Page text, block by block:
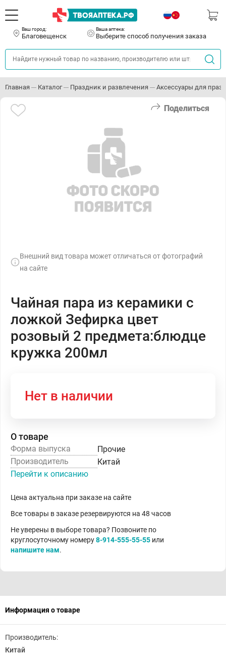
Ваш город:
Благовещенск
Ваша аптека:
Выберите способ получения заказа
Главная Каталог Праздник и развлечения Аксессуары для
Поделиться
Внешний вид товара может отличаться от фотографий
на сайте
Чайная пара из керамики с
ложкой Зефирка цвет
розовый 2 предмета:блюдце
кружка 200мл
Нет в наличии
О товаре
Форма выпуска
Прочие
Производитель
Китай
Перейти к описанию
Цена актуальна при заказе на сайте
Все товары в заказе резервируются на 48 часов
Не уверены в выборе товара? Позвоните по
круглосуточному номеру8-914-555-55-55 или
напишите нам.
Информация о товаре
Производитель:
Китай